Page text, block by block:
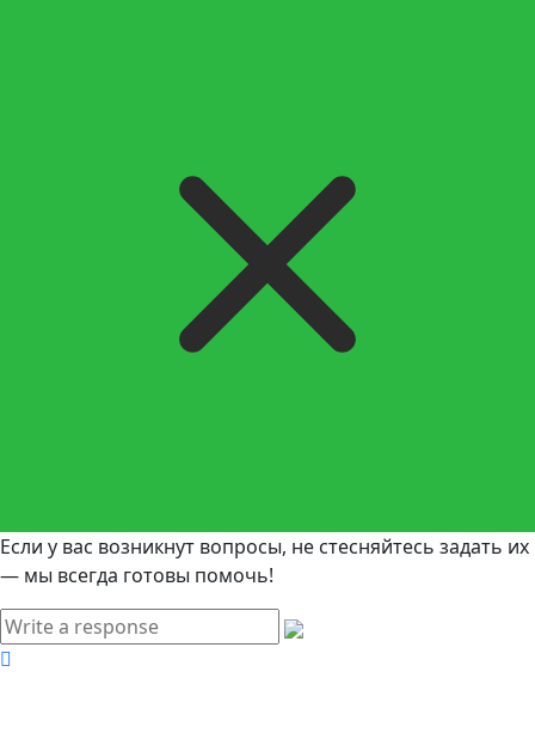
Если у вас возникнут вопросы, не стесняйтесь задать их
— мы всегда готовы помочь!